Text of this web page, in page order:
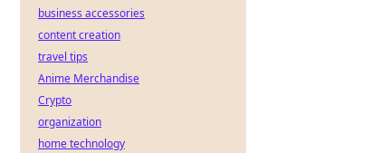
business accessories
content creation
travel tips
Anime Merchandise
Crypto
organization
home technology